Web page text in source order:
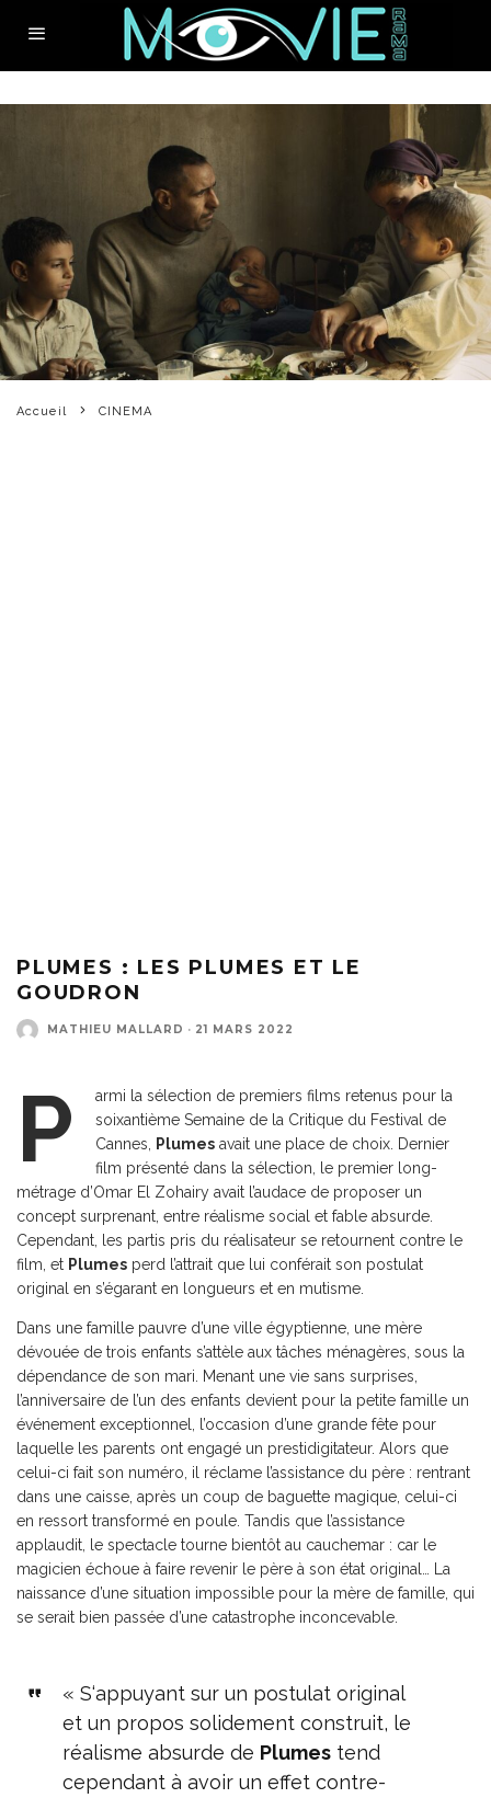
Accueil CINEMA
PLUMES : LES PLUMES ET LE
GOUDRON
MATHIEU MALLARD · 21 MARS 2022
P
armi la sélection de premiers films retenus pour la
soixantième Semaine de la Critique du Festival de
Cannes,
Plumes avait une place de choix. Dernier
film présenté dans la sélection, le premier long-
métrage d’Omar El Zohairy avait l’audace de proposer un
concept surprenant, entre réalisme social et fable absurde.
Cependant, les partis pris du réalisateur se retournent contre le
film, et Plumes perd l’attrait que lui conférait son postulat
original en s’égarant en longueurs et en mutisme.
Dans une famille pauvre d’une ville égyptienne, une mère
dévouée de trois enfants s’attèle aux tâches ménagères, sous la
dépendance de son mari. Menant une vie sans surprises,
l’anniversaire de l’un des enfants devient pour la petite famille un
événement exceptionnel, l’occasion d’une grande fête pour
laquelle les parents ont engagé un prestidigitateur. Alors que
celui-ci fait son numéro, il réclame l’assistance du père : rentrant
dans une caisse, après un coup de baguette magique, celui-ci
en ressort transformé en poule. Tandis que l’assistance
applaudit, le spectacle tourne bientôt au cauchemar : car le
magicien échoue à faire revenir le père à son état original… La
naissance d’une situation impossible pour la mère de famille, qui
se serait bien passée d’une catastrophe inconcevable.
« S‘appuyant sur un postulat original
et un propos solidement construit, le
réalisme absurde de Plumestend
cependant à avoir un effet contre-